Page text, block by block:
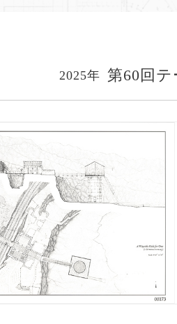
2025年 第60回テ